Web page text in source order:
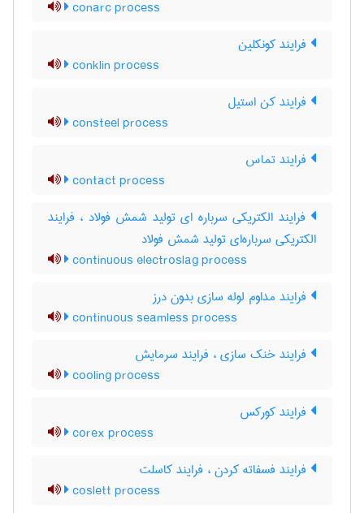
conarc process
فرایند کونکلین
conklin process
فرایند کن استیل
consteel process
فرایند تماس
contact process
فرایند الکتریکی سرباره ای تولید شمش فولاد ، فرایند
الکتریکی سرباره‌ای تولید شمش فولاد
continuous electroslag process
فرایند مداوم لوله سازی بدون درز
continuous seamless process
فرایند خنک سازی ، فرایند سرمایش
cooling process
فرایند کورکس
corex process
فرایند فسفاته کردن ، فرایند کاسلت
coslett process